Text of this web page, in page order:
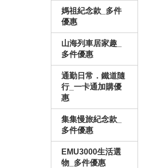
媽祖紀念款_多件
優惠
山海列車居家趣_
多件優惠
通勤日常．鐵道隨
行_一卡通加購優
惠
集集慢旅紀念款_
多件優惠
EMU3000生活選
物_多件優惠